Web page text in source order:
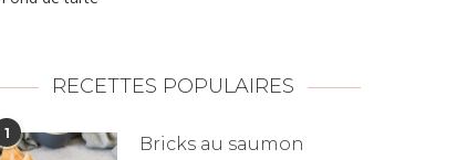
RECETTES POPULAIRES
1
Bricks au saumon